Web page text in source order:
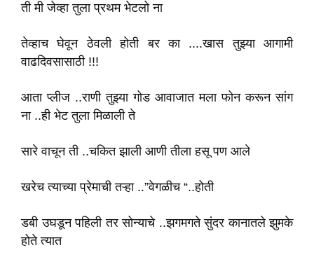
ती मी जेव्हा तुला प्रथम भेटलो ना
तेव्हाच घेवून ठेवली होती बर का ....खास तुझ्या आगामी
वाढदिवसासाठी !!!
आता प्लीज ..राणी तुझ्या गोड आवाजात मला फोन करून सांग
ना ..ही भेट तुला मिळाली ते
सारे वाचून ती ..चकित झाली आणी तीला हसू पण आले
खरेच त्याच्या प्रेमाची तऱ्हा ..”वेगळीच “..होती
डबी उघडून पहिली तर सोन्याचे ..झगमगते सुंदर कानातले झुमके
होते त्यात